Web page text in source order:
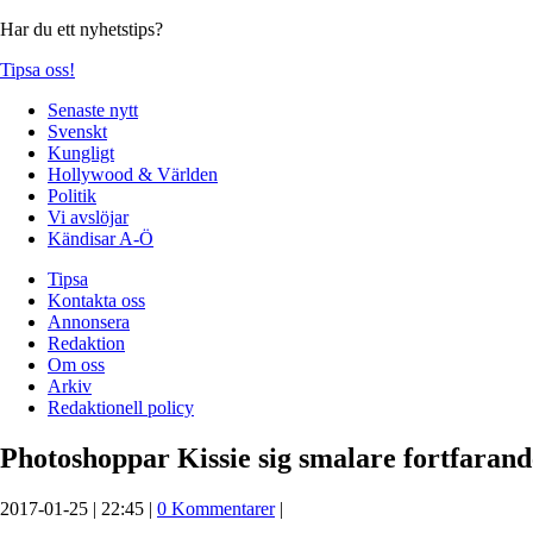
Har du ett nyhetstips?
Tipsa oss!
Senaste nytt
Svenskt
Kungligt
Hollywood & Världen
Politik
Vi avslöjar
Kändisar A-Ö
Tipsa
Kontakta oss
Annonsera
Redaktion
Om oss
Arkiv
Redaktionell policy
Photoshoppar Kissie sig smalare
2017-01-25 | 22:45 | 0 Kommentarer|